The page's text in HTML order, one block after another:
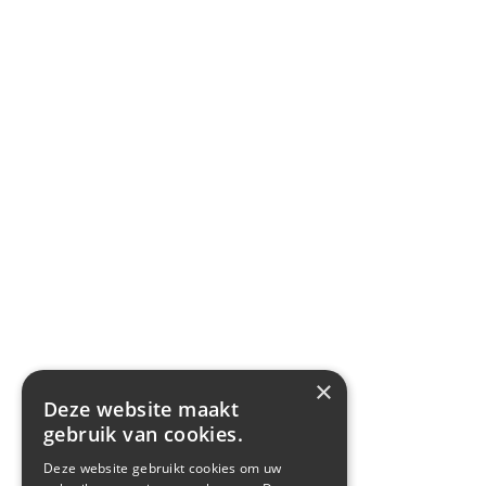
×
Deze website maakt
gebruik van cookies.
Deze website gebruikt cookies om uw